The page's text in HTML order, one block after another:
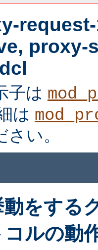
proxy-
子は
は
い。
をする
コルの動